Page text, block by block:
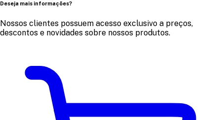
Deseja mais informações?
Nossos clientes possuem acesso exclusivo a preços,
descontos e novidades sobre nossos produtos.